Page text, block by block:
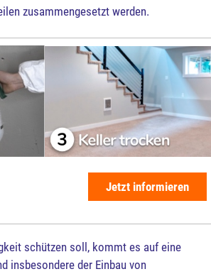
zusammengesetzt werden.
Jetzt informieren
schützen soll, kommt es auf eine
insbesondere der Einbau von